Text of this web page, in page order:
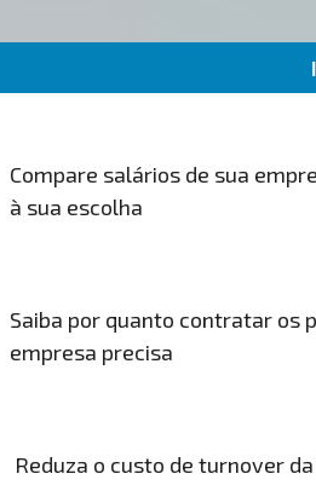
Compare salários de sua
à sua escolha
Saiba por quanto contratar os
empresa precisa
Reduza o custo de turnover